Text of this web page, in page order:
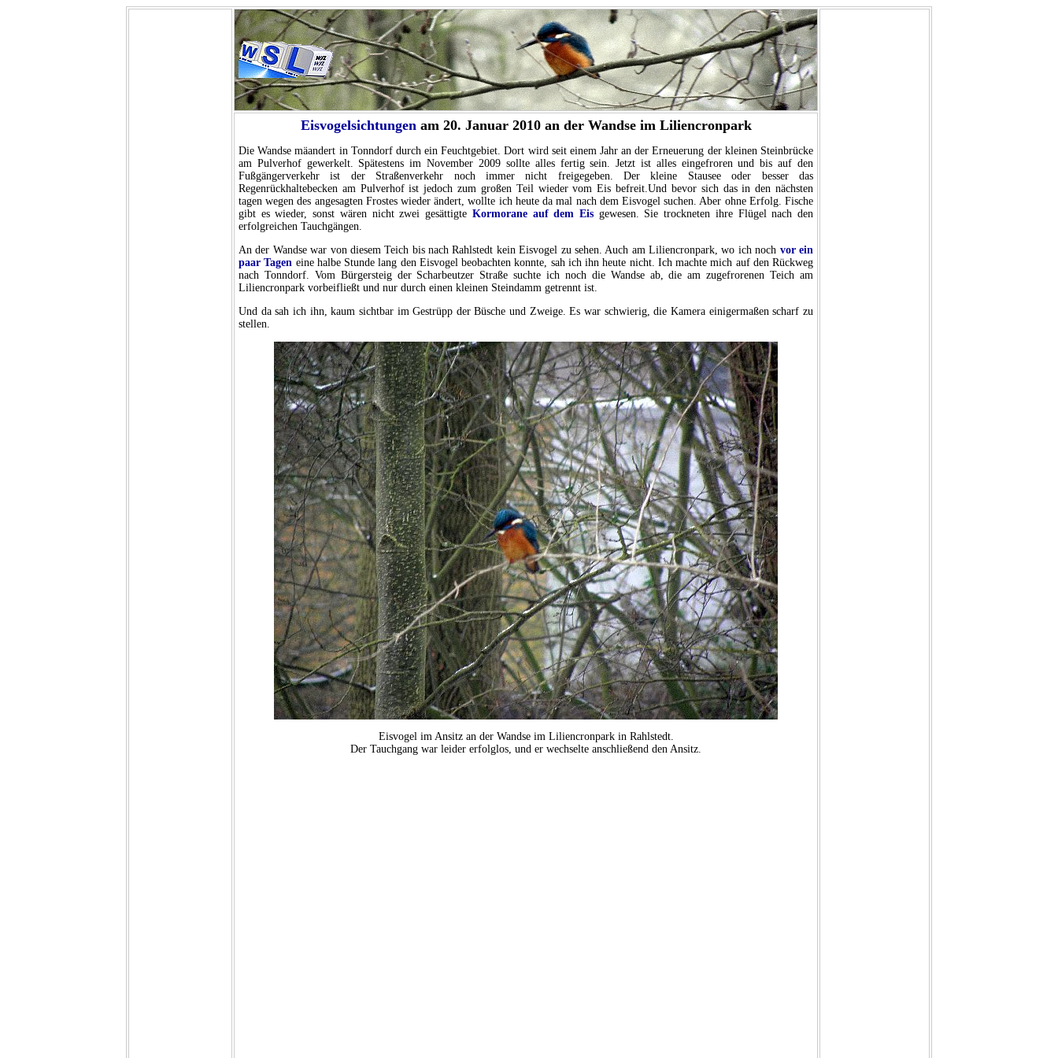
Eisvogelsichtungenam 20. Januar 2010 an der Wandse im Liliencronpark
Die Wandse mäandert in Tonndorf durch ein Feuchtgebiet. Dort wird seit einem Jahr an der Erneuerung der kleinen Steinbrücke
am Pulverhof gewerkelt. Spätestens im November 2009 sollte alles fertig sein. Jetzt ist alles eingefroren und bis auf den
Fußgängerverkehr ist der Straßenverkehr noch immer nicht freigegeben. Der kleine Stausee oder besser das
Regenrückhaltebecken am Pulverhof ist jedoch zum großen Teil wieder vom Eis befreit.Und bevor sich das in den nächsten
tagen wegen des angesagten Frostes wieder ändert, wollte ich heute da mal nach dem Eisvogel suchen. Aber ohne Erfolg. Fische
gibt es wieder, sonst wären nicht zwei gesättigte Kormorane auf dem Eisgewesen. Sie trockneten ihre Flügel nach den
erfolgreichen Tauchgängen.
An der Wandse war von diesem Teich bis nach Rahlstedt kein Eisvogel zu sehen. Auch am Liliencronpark, wo ich noch vor ein
paar Tagen eine halbe Stunde lang den Eisvogel beobachten konnte, sah ich ihn heute nicht. Ich machte mich auf den Rückweg
nach Tonndorf. Vom Bürgersteig der Scharbeutzer Straße suchte ich noch die Wandse ab, die am zugefrorenen Teich am
Liliencronpark vorbeifließt und nur durch einen kleinen Steindamm getrennt ist.
Und da sah ich ihn, kaum sichtbar im Gestrüpp der Büsche und Zweige. Es war schwierig, die Kamera einigermaßen scharf zu
stellen.
Eisvogel im Ansitz an der Wandse im Liliencronpark in Rahlstedt.
Der Tauchgang war leider erfolglos, und er wechselte anschließend den Ansitz.